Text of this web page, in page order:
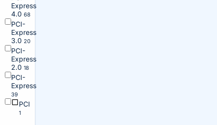
Express
4.0 68
PCI-
Express
3.0 20
PCI-
Express
2.0 18
PCI-
Express
39
PCI
1